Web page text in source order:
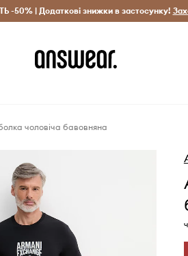
товари Заощаджуй з
-50% | Додаткові знижки в застосунку!
чоловіча бавовняна